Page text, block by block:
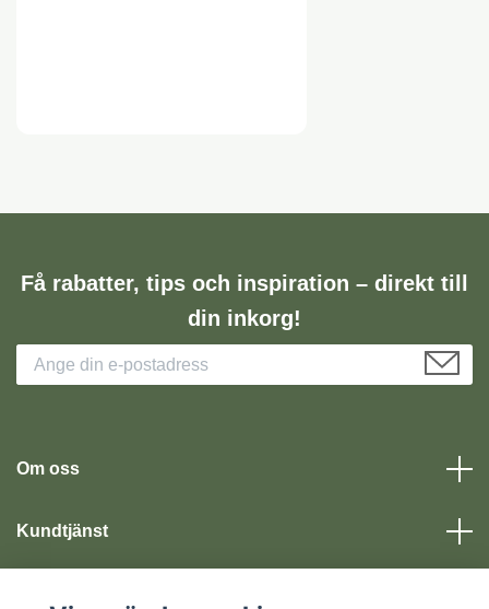
Få rabatter, tips och inspiration – direkt till
din inkorg!
Om oss
Kundtjänst